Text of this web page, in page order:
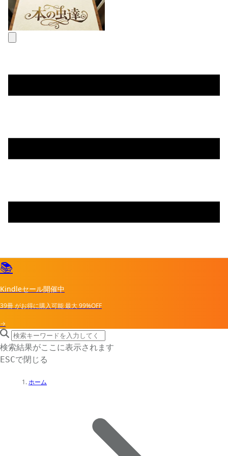
📚
Kindleセール開催中
39冊がお得に購入可能最大99%OFF
→
search icon
サイト内検索
検索結果がここに表示されます
ESCで閉じる
ホーム